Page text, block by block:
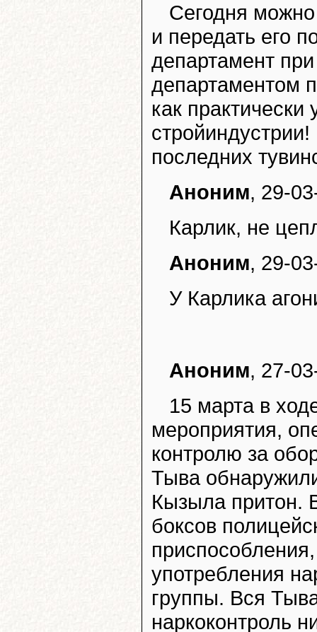
Сегодня
и передать его
департамент
департаментом
как
последних
Аноним, 29-
Карлик, не
Аноним, 29-
У Карлика
Аноним, 27-
15 марта в
мероприятия,
контролю за
Тыва
Кызыла притон.
боксов
употребления
группы. Вся Тыва
наркоконтроль